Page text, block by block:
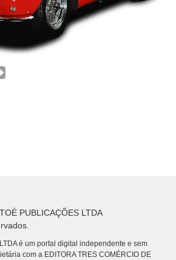
PUBLICAÇÕES LTDA
é um portal digital independente e sem
com a EDITORA TRES COMÉRCIO DE